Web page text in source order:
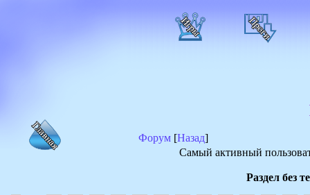
Форум [Назад]
Самый активный
Раздел без